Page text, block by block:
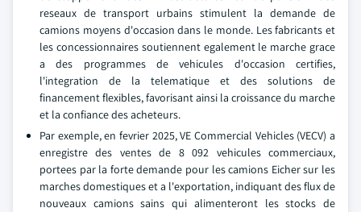
reseaux de transport urbains stimulent la demande de
camions moyens d'occasion dans le monde. Les fabricants et
les concessionnaires soutiennent egalement le marche grace
a des programmes de vehicules d'occasion certifies,
l'integration de la telematique et des solutions de
financement flexibles, favorisant ainsi la croissance du marche
et la confiance des acheteurs.
Par exemple, en fevrier 2025, VE Commercial Vehicles (VECV) a
enregistre des ventes de 8 092 vehicules commerciaux,
portees par la forte demande pour les camions Eicher sur les
marches domestiques et a l'exportation, indiquant des flux de
nouveaux camions sains qui alimenteront les stocks de